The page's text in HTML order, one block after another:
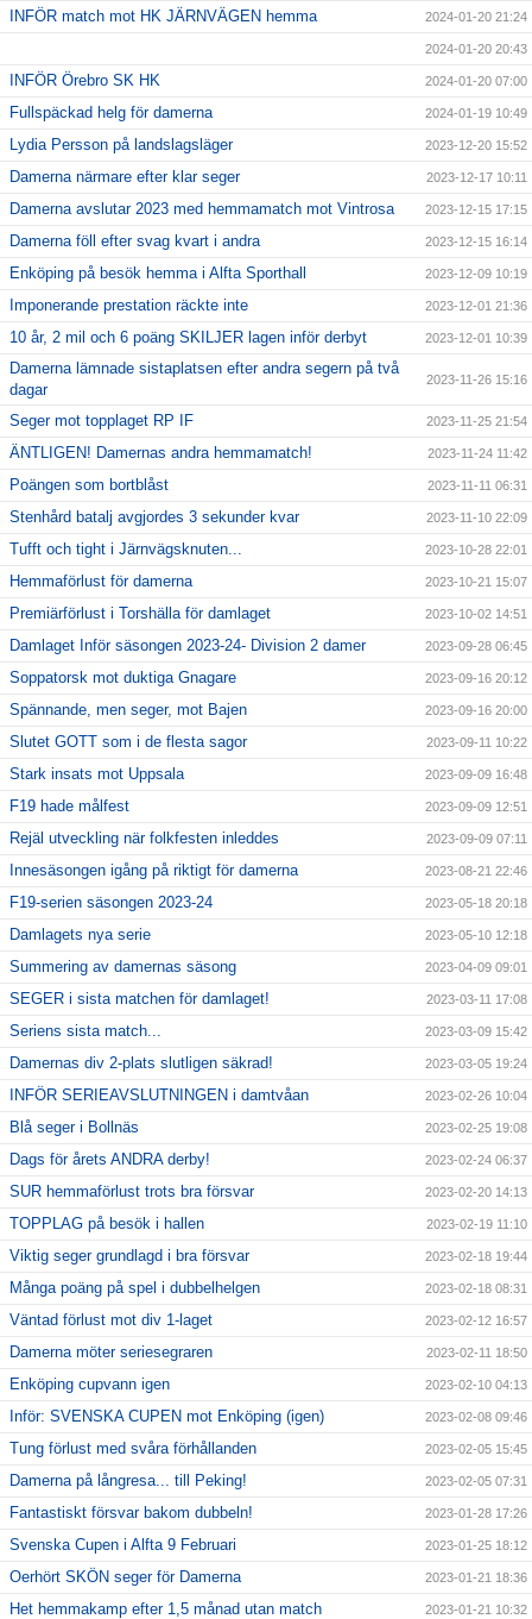
INFÖR match mot HK JÄRNVÄGEN hemma 2024-01-20 21:24
2024-01-20 20:43
INFÖR Örebro SK HK 2024-01-20 07:00
Fullspäckad helg för damerna 2024-01-19 10:49
Lydia Persson på landslagsläger 2023-12-20 15:52
Damerna närmare efter klar seger 2023-12-17 10:11
Damerna avslutar 2023 med hemmamatch mot Vintrosa 2023-12-15 17:15
Damerna föll efter svag kvart i andra 2023-12-15 16:14
Enköping på besök hemma i Alfta Sporthall 2023-12-09 10:19
Imponerande prestation räckte inte 2023-12-01 21:36
10 år, 2 mil och 6 poäng SKILJER lagen inför derbyt 2023-12-01 10:39
Damerna lämnade sistaplatsen efter andra segern på två
dagar
2023-11-26 15:16
Seger mot topplaget RP IF 2023-11-25 21:54
ÄNTLIGEN! Damernas andra hemmamatch! 2023-11-24 11:42
Poängen som bortblåst 2023-11-11 06:31
Stenhård batalj avgjordes 3 sekunder kvar 2023-11-10 22:09
Tufft och tight i Järnvägsknuten... 2023-10-28 22:01
Hemmaförlust för damerna 2023-10-21 15:07
Premiärförlust i Torshälla för damlaget 2023-10-02 14:51
Damlaget Inför säsongen 2023-24- Division 2 damer 2023-09-28 06:45
Soppatorsk mot duktiga Gnagare 2023-09-16 20:12
Spännande, men seger, mot Bajen 2023-09-16 20:00
Slutet GOTT som i de flesta sagor 2023-09-11 10:22
Stark insats mot Uppsala 2023-09-09 16:48
F19 hade målfest 2023-09-09 12:51
Rejäl utveckling när folkfesten inleddes 2023-09-09 07:11
Innesäsongen igång på riktigt för damerna 2023-08-21 22:46
F19-serien säsongen 2023-24 2023-05-18 20:18
Damlagets nya serie 2023-05-10 12:18
Summering av damernas säsong 2023-04-09 09:01
SEGER i sista matchen för damlaget! 2023-03-11 17:08
Seriens sista match... 2023-03-09 15:42
Damernas div 2-plats slutligen säkrad! 2023-03-05 19:24
INFÖR SERIEAVSLUTNINGEN i damtvåan 2023-02-26 10:04
Blå seger i Bollnäs 2023-02-25 19:08
Dags för årets ANDRA derby! 2023-02-24 06:37
SUR hemmaförlust trots bra försvar 2023-02-20 14:13
TOPPLAG på besök i hallen 2023-02-19 11:10
Viktig seger grundlagd i bra försvar 2023-02-18 19:44
Många poäng på spel i dubbelhelgen 2023-02-18 08:31
Väntad förlust mot div 1-laget 2023-02-12 16:57
Damerna möter seriesegraren 2023-02-11 18:50
Enköping cupvann igen 2023-02-10 04:13
Inför: SVENSKA CUPEN mot Enköping (igen) 2023-02-08 09:46
Tung förlust med svåra förhållanden 2023-02-05 15:45
Damerna på långresa... till Peking! 2023-02-05 07:31
Fantastiskt försvar bakom dubbeln! 2023-01-28 17:26
Svenska Cupen i Alfta 9 Februari 2023-01-25 18:12
Oerhört SKÖN seger för Damerna 2023-01-21 18:36
Het hemmakamp efter 1,5 månad utan match 2023-01-21 10:32